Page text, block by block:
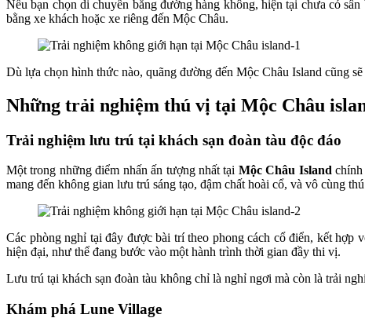
Nếu bạn chọn di chuyển bằng đường hàng không, hiện tại chưa có
bằng xe khách hoặc xe riêng đến Mộc Châu.
Dù lựa chọn hình thức nào, quãng đường đến Mộc Châu Island cũng
Những trải nghiệm thú vị tại Mộc Châu
Trải nghiệm lưu trú tại khách sạn đoàn tàu độc đáo
Một trong những điểm nhấn ấn tượng nhất tại Mộc Châu Island chính
mang đến không gian lưu trú sáng tạo, đậm chất hoài cổ, và vô cùng
Các phòng nghỉ tại đây được bài trí theo phong cách cổ điển, kết hợp
hiện đại, như thể đang bước vào một hành trình thời gian đầy thi vị.
Lưu trú tại khách sạn đoàn tàu không chỉ là nghỉ ngơi mà còn là trải
Khám phá Lune Village